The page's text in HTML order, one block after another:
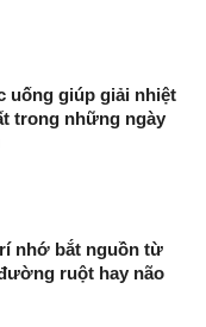
uống giúp giải nhiệt
trong những ngày
nhớ bắt nguồn từ
ruột hay não